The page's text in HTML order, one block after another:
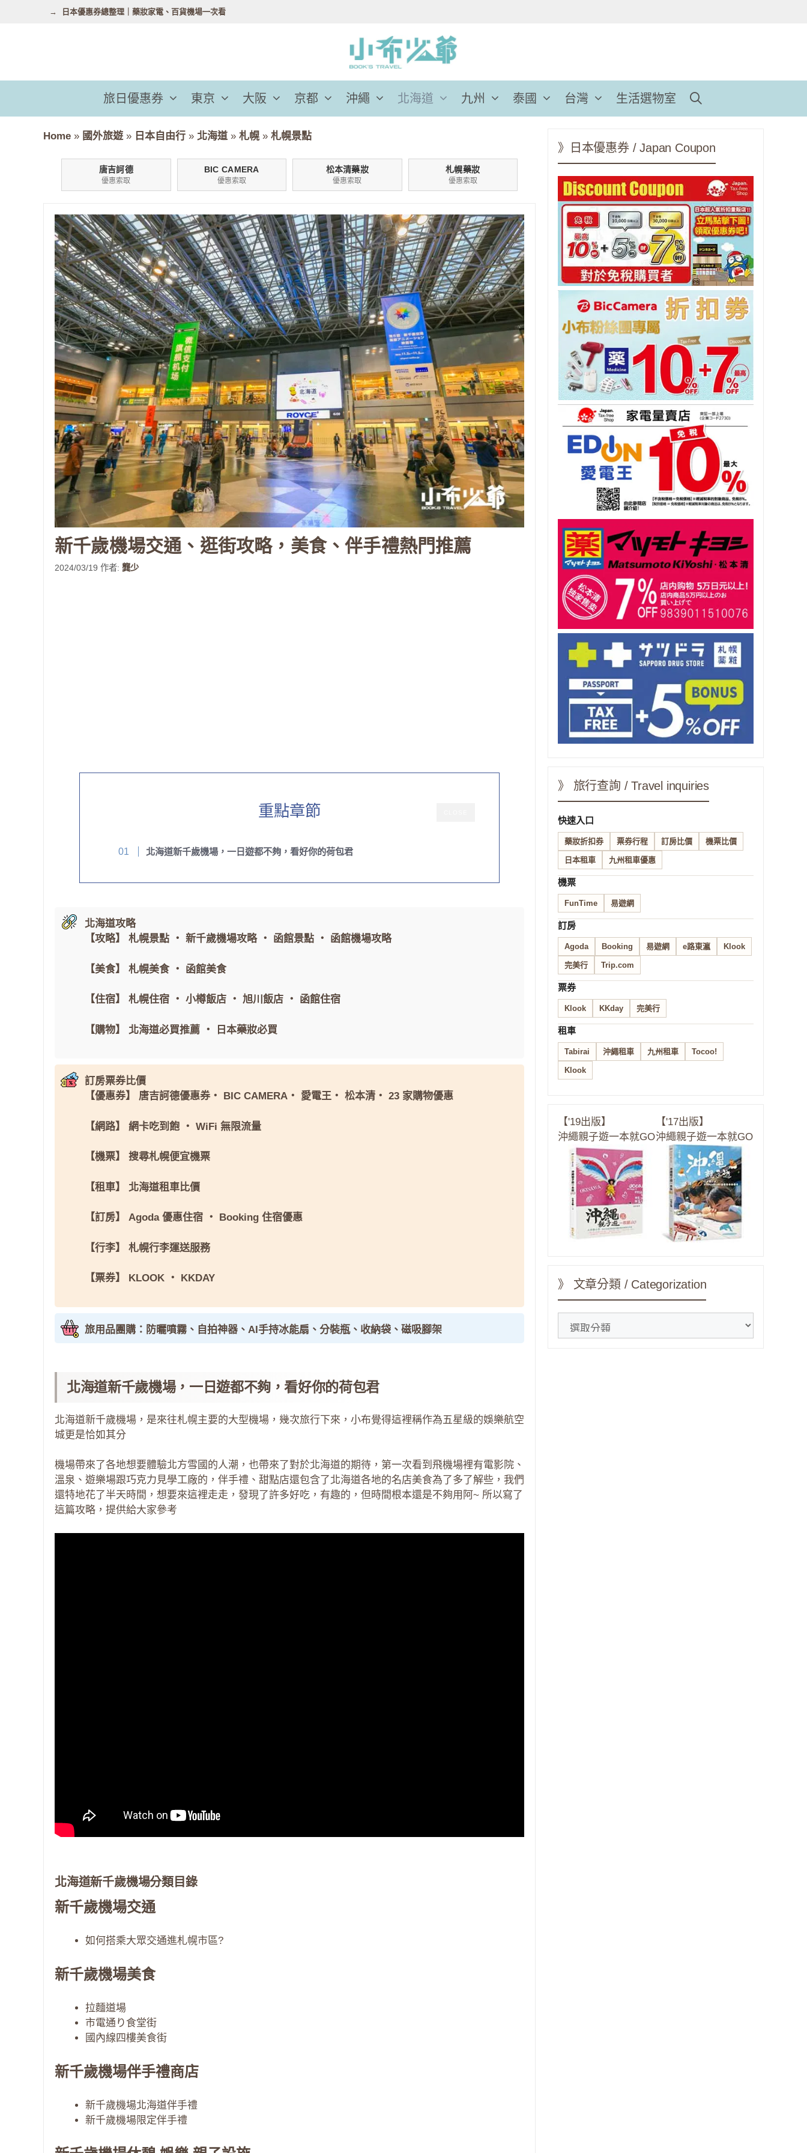
容
日本優惠券總整理｜藥妝家電、百貨機場一次看
旅日優惠券 東京 大阪 京都 沖繩 北海道 九州 泰國 台灣 生活選物室
Home » 國外旅遊 » 日本自由行 » 北海道 » 札幌 » 札幌景點
唐吉訶德
優惠索取
BIC CAMERA
優惠索取
松本清藥妝
優惠索取
札幌藥妝
優惠索取
新千歲機場交通、逛街攻略，美食、伴手禮熱門推薦
2024/03/19 作者: 龔少
重點章節
北海道新千歲機場，一日遊都不夠，看好你的荷包君
北海道攻略
【攻略】
札幌景點 ・ 新千歲機場攻略・ 函館景點 ・ 函館機場攻略
【美食】 札幌美食・ 函館美食
【住宿】 札幌住宿 ・ 小樽飯店 ・ 旭川飯店 ・ 函館住宿
【購物】 北海道必買推薦 ・ 日本藥妝必買
訂房票券比價
【優惠券】
唐吉訶德優惠券・ BIC CAMERA ・ 愛電王 ・ 松本清 ・ 23 家購物優惠
【網路】 網卡吃到飽 ・ WiFi 無限流量
【機票】 搜尋札幌便宜機票
【租車】 北海道租車比價
【訂房】 Agoda 優惠住宿 ・ Booking 住宿優惠
【行李】 札幌行李運送服務
【票券】 KLOOK ・ KKDAY
旅用品團購：防曬噴霧、自拍神器、AI手持冰能扇、分裝瓶、收納袋、磁吸腳架
北海道新千歲機場，一日遊都不夠，看好你的荷包君
北海道新千歲機場，是來往札幌主要的大型機場，幾次旅行下來，小布覺得這裡稱作為五星級的娛樂航空
城更是恰如其分
機場帶來了各地想要體驗北方雪國的人潮，也帶來了對於北海道的期待，第一次看到飛機場裡有電影院、
溫泉、遊樂場跟巧克力見學工廠的，伴手禮、甜點店還包含了北海道各地的名店美食為了多了解些，我們
還特地花了半天時間，想要來這裡走走，發現了許多好吃，有趣的，但時間根本還是不夠用阿~ 所以寫了
這篇攻略，提供給大家參考
北海道新千歲機場分類目錄
新千歲機場交通
如何搭乘大眾交通進札幌市區?
新千歲機場美食
拉麵道場
市電通り食堂街
國內線四樓美食街
新千歲機場伴手禮商店
新千歲機場北海道伴手禮
新千歲機場限定伴手禮
》日本優惠券 / Japan Coupon
》 旅行查詢 / Travel inquiries
快速入口
藥妝折扣券 票券行程 訂房比價 機票比價
日本租車 九州租車優惠
機票
FunTime 易遊網
訂房
Agoda Booking 易遊網 e路東瀛 Klook
完美行 Trip.com
票券
Klook KKday 完美行
租車
Tabirai 沖繩租車 九州租車 Tocoo!
Klook
【'19出版】
沖繩親子遊一本就GO
【'17出版】
沖繩親子遊一本就GO
》 文章分類 / Categorization